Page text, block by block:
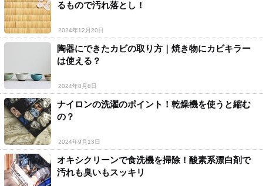
るもので汚れ落とし！
2024年12月20日
陶器にできたカビの取り方｜焼き物にカビキラー
は使える？
2024年8月8日
ナイロンの洗濯のポイント！乾燥機を使うと縮む
の？
2024年9月13日
オキシクリーンで食洗機を掃除！酸素系漂白剤で
汚れも臭いもスッキリ